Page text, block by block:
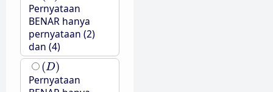
Pernyataan
BENAR hanya
pernyataan (2)
dan (4)
(D)
(D)
Pernyataan